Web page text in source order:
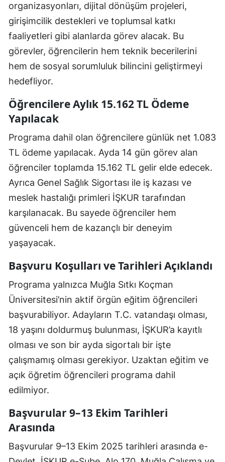
organizasyonları, dijital dönüşüm projeleri,
girişimcilik destekleri ve toplumsal katkı
faaliyetleri gibi alanlarda görev alacak. Bu
görevler, öğrencilerin hem teknik becerilerini
hem de sosyal sorumluluk bilincini geliştirmeyi
hedefliyor.
Öğrencilere Aylık 15.162 TL Ödeme
Yapılacak
Programa dahil olan öğrencilere günlük net 1.083
TL ödeme yapılacak. Ayda 14 gün görev alan
öğrenciler toplamda 15.162 TL gelir elde edecek.
Ayrıca Genel Sağlık Sigortası ile iş kazası ve
meslek hastalığı primleri İŞKUR tarafından
karşılanacak. Bu sayede öğrenciler hem
güvenceli hem de kazançlı bir deneyim
yaşayacak.
Başvuru Koşulları ve Tarihleri Açıklandı
Programa yalnızca Muğla Sıtkı Koçman
Üniversitesi’nin aktif örgün eğitim öğrencileri
başvurabiliyor. Adayların T.C. vatandaşı olması,
18 yaşını doldurmuş bulunması, İŞKUR’a kayıtlı
olması ve son bir ayda sigortalı bir işte
çalışmamış olması gerekiyor. Uzaktan eğitim ve
açık öğretim öğrencileri programa dahil
edilmiyor.
Başvurular 9–13 Ekim Tarihleri
Arasında
Başvurular 9–13 Ekim 2025 tarihleri arasında e-